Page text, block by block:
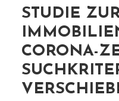
STUDIE
CORONA-